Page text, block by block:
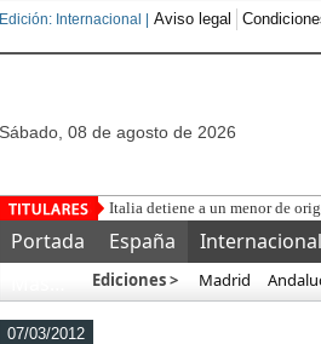
Edición: Internacional | Aviso legal
sábado, 08 de agosto de 2026
Una asociación militar exi
Portada España Internacional
Ediciones > Madrid
07/03/2012